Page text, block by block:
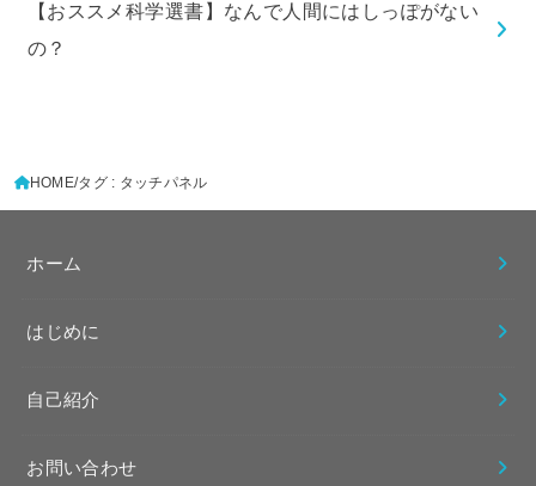
【おススメ科学選書】なんで人間にはしっぽがない
の？
HOME タグ : タッチパネル
ホーム
はじめに
自己紹介
お問い合わせ